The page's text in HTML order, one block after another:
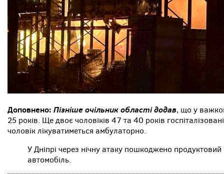
Доповнено: Пізніше очільник області додав, що у
25 років. Ще двоє чоловіків 47 та 40 років
чоловік лікуватиметься амбулаторно.
У Дніпрі через нічну атаку пошкоджено
автомобіль.